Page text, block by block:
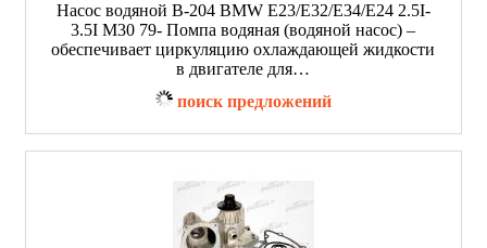
Насос водяной B-204 BMW E23/E32/E34/E24 2.5I-
3.5I M30 79- Помпа водяная (водяной насос) –
обеспечивает циркуляцию охлаждающей жидкости
в двигателе для…
поиск предложений